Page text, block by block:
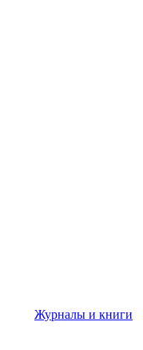
Журналы и книги